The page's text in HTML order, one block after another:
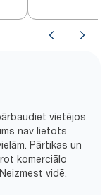
vietējos
nav lietots
Pārtikas un
komerciālo
vidē.